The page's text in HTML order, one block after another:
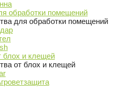
обработки помещений
для обработки помещений
блох и клещей
от блох и клещей